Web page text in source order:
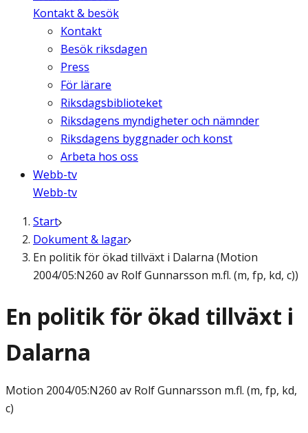
Kontakt & besök
Kontakt
Besök riksdagen
Press
För lärare
Riksdagsbiblioteket
Riksdagens myndigheter och nämnder
Riksdagens byggnader och konst
Arbeta hos oss
Webb-tv
Webb-tv
Start
Dokument & lagar
En politik för ökad tillväxt i Dalarna (Motion
2004/05:N260 av Rolf Gunnarsson m.fl. (m, fp, kd, c))
En politik för ökad tillväxt i
Dalarna
Motion 2004/05:N260 av Rolf Gunnarsson m.fl. (m, fp, kd,
c)